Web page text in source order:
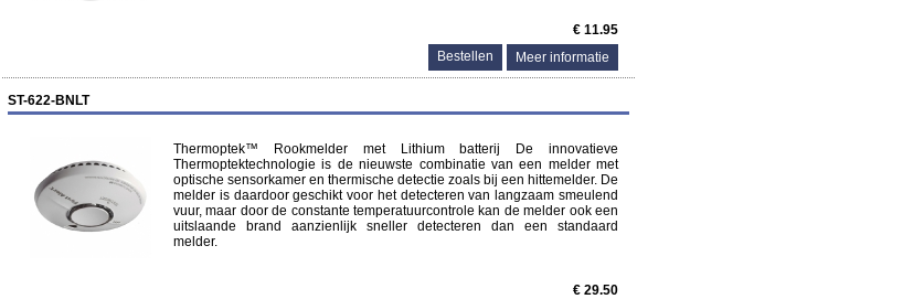
€ 11.95
Meer informatie
ST-622-BNLT
Thermoptek™ Rookmelder met Lithium batterij De innovatieve
Thermoptektechnologie is de nieuwste combinatie van een melder met
optische sensorkamer en thermische detectie zoals bij een hittemelder. De
melder is daardoor geschikt voor het detecteren van langzaam smeulend
vuur, maar door de constante temperatuurcontrole kan de melder ook een
uitslaande brand aanzienlijk sneller detecteren dan een standaard
melder.
€ 29.50